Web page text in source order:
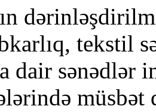
tekstil
dair